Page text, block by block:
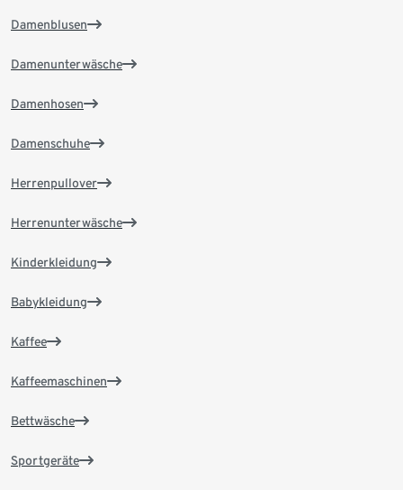
Damenblusen
Damenunterwäsche
Damenhosen
Damenschuhe
Herrenpullover
Herrenunterwäsche
Kinderkleidung
Babykleidung
Kaffee
Kaffeemaschinen
Bettwäsche
Sportgeräte